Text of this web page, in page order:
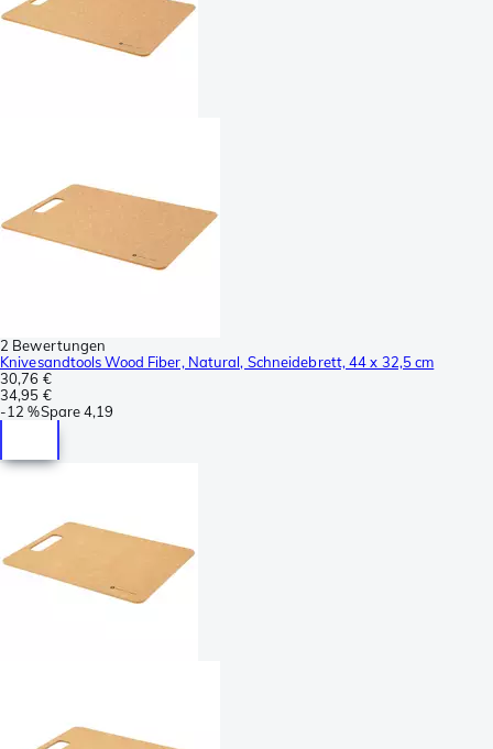
2 Bewertungen
Knivesandtools Wood Fiber, Natural, Schneidebrett, 44 x 32,5 cm
30,76 €
34,95 €
-12 %Spare4,19